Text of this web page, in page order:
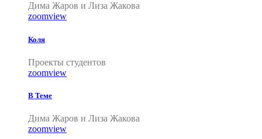
Дима Жаров и Лиза Жакова
zoomview
Коля
Проекты студентов
zoomview
В Теме
Дима Жаров и Лиза Жакова
zoomview